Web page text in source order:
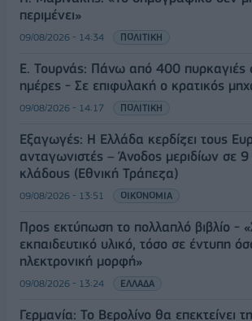
περιμένει»
09/08/2026 - 14:34 ΠΟΛΙΤΙΚΗ
Ε. Τουρνάς: Πάνω από 400 πυρκαγιές
ημέρες - Σε επιφυλακή ο κρατικός
09/08/2026 - 14:17 ΠΟΛΙΤΙΚΗ
Εξαγωγές: Η Ελλάδα κερδίζει τους
ανταγωνιστές – Άνοδος μεριδίων σε
κλάδους (Εθνική Τράπεζα)
09/08/2026 - 13:51 ΟΙΚΟΝΟΜΙΑ
Προς εκτύπωση το πολλαπλό βιβλίο -
εκπαιδευτικό υλικό, τόσο σε έντυπη
ηλεκτρονική μορφή»
09/08/2026 - 13:24 ΕΛΛΑΔΑ
Γερμανία: Το Βερολίνο θα επεκτείνει